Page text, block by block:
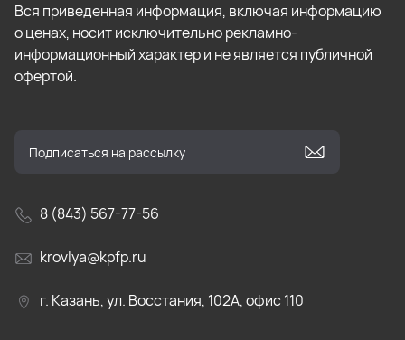
Вся приведенная информация, включая информацию
о ценах, носит исключительно рекламно-
информационный характер и не является публичной
офертой.
8 (843) 567-77-56
krovlya@kpfp.ru
г. Казань, ул. Восстания, 102А, офис 110